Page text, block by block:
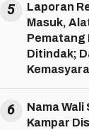
5
Laporan
Masuk,
Pematang
Ditindak;
Aktivitas
Rimbang
6
Nama
Kampar